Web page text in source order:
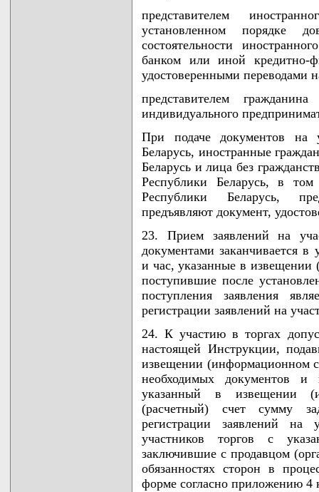
представителем
установленном порядке
состоятельности
банком или иной кредитно-
удостоверенными переводами
представителем
индивидуального
При подаче документов на
Беларусь, иностранные
Беларусь и лица без
Республики Беларусь, в
Республики Беларусь,
предъявляют документ,
23. Прием заявлений на
документами заканчивается в
и час, указанные в
поступившие после
поступления заявления
регистрации заявлений на
24. К участию в торгах
настоящей Инструкции,
извещении (информационном
необходимых документов
указанный в извещении
(расчетный) счет сумму
регистрации заявлений на
участников торгов с
заключившие с продавцом
обязанностях сторон в
форме согласно приложению 4